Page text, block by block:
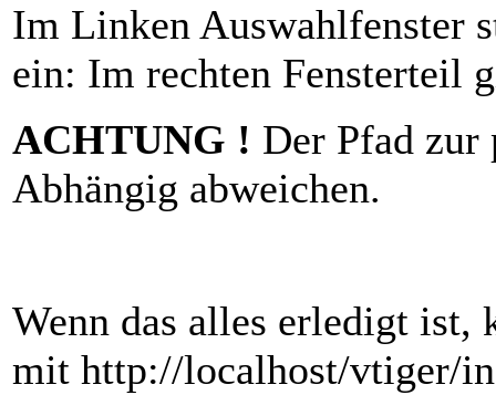
Im Linken Auswahlfenster
ein: Im rechten Fensterteil
ACHTUNG ! Der Pfad
Abhängig abweichen.
Wenn das alles erledigt ist,
mit http://localhost/vtiger/